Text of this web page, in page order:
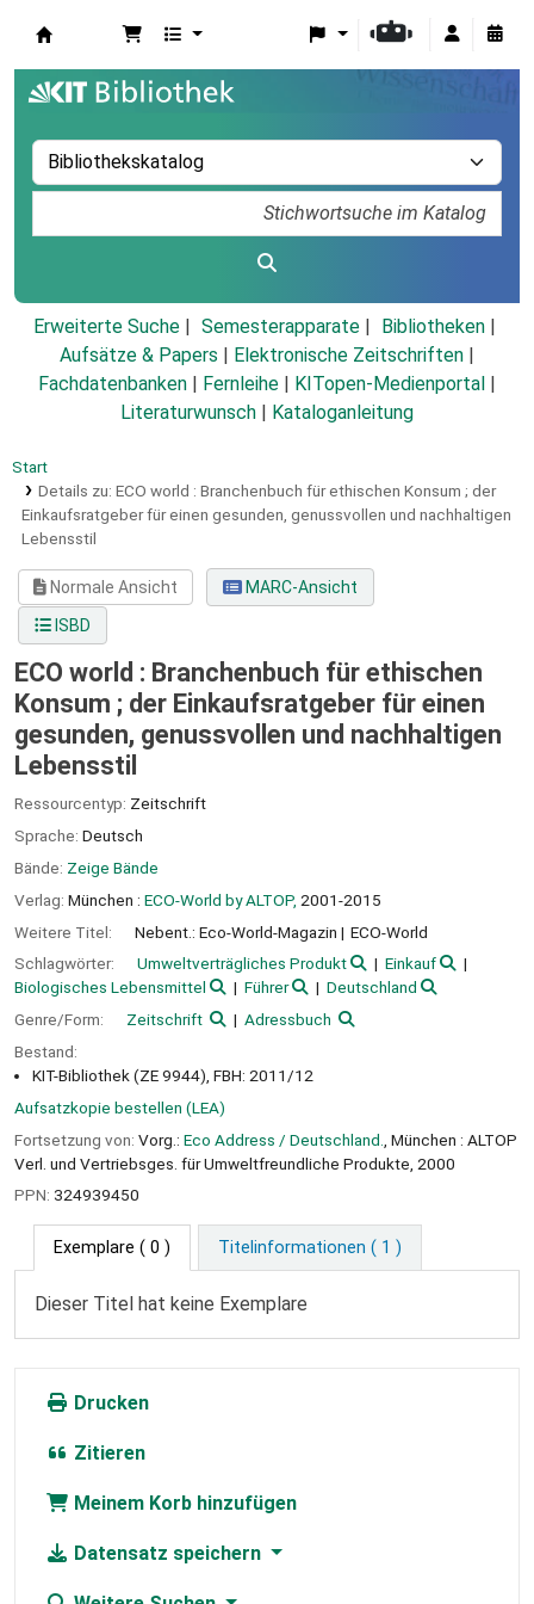
Erweiterte Suche Semesterapparate
Bibliotheken
Aufsätze & Papers
Elektronische Zeitschriften
Fachdatenbanken
Fernleihe KITopen-Medienportal
Literaturwunsch
Kataloganleitung
Start
Details zu: ECO world : Branchenbuch für ethischen Konsum ; der
Einkaufsratgeber für einen gesunden, genussvollen und nachhaltigen
Lebensstil
Normale Ansicht
MARC-Ansicht
ISBD
ECO world : Branchenbuch für ethischen
Konsum ; der Einkaufsratgeber für einen
gesunden, genussvollen und nachhaltigen
Lebensstil
Ressourcentyp: Zeitschrift
Sprache: Deutsch
Bände: Zeige Bände
Verlag: München : ECO-World by ALTOP, 2001-2015
Weitere Titel:
Nebent.: Eco-World-Magazin
ECO-World
Schlagwörter:
Umweltverträgliches Produkt
Einkauf
Biologisches Lebensmittel
Führer
Deutschland
Genre/Form:
Zeitschrift
Adressbuch
Bestand:
KIT-Bibliothek (ZE 9944), FBH: 2011/12
Aufsatzkopie bestellen (LEA)
Fortsetzung von: Vorg.: Eco Address / Deutschland.
, München : ALTOP
Verl. und Vertriebsges. für Umweltfreundliche Produkte, 2000
PPN: 324939450
Exemplare ( 0 ) Titelinformationen ( 1 )
Dieser Titel hat keine Exemplare
Drucken
Zitieren
Meinem Korb hinzufügen
Datensatz speichern